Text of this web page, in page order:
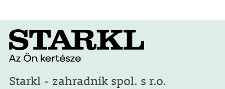
Starkl - zahradník spol. s r.o.